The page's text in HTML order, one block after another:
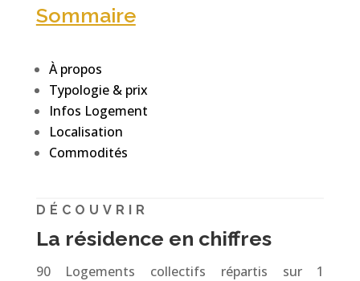
Sommaire
À propos
Typologie & prix
Infos Logement
Localisation
Commodités
DÉCOUVRIR
La résidence en chiffres
90 Logements collectifs répartis sur 1